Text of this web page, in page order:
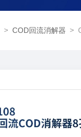
> COD回流消解器 >